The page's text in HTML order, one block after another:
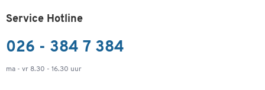
Service Hotline
026 - 384 7 384
ma - vr 8.30 - 16.30 uur